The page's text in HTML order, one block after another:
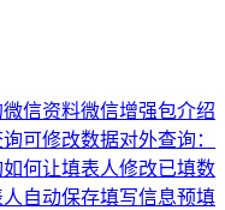
信资料微信增强包介绍
可修改数据对外查询：
如何让填表人修改已填数
自动保存填写信息预填